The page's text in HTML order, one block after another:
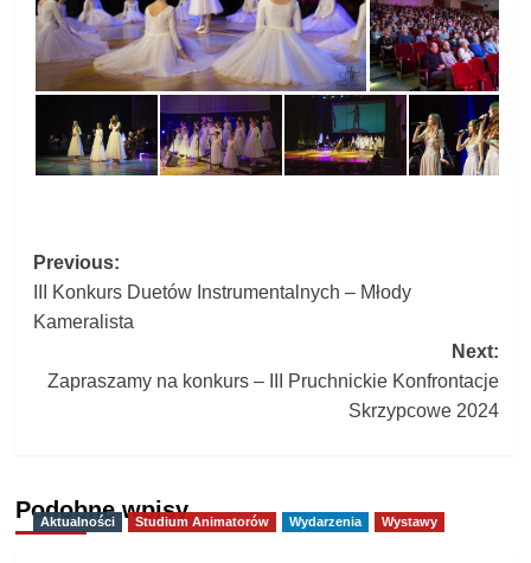
Post
navigation
Previous:
III Konkurs Duetów Instrumentalnych – Młody
Kameralista
Next:
Zapraszamy na konkurs – III Pruchnickie Konfrontacje
Skrzypcowe 2024
Podobne wpisy
Aktualności Studium Animatorów Wydarzenia Wystawy